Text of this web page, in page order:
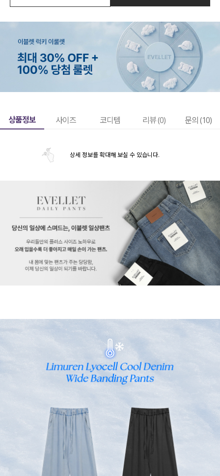
상품정보 사이즈 코디템 리뷰 (0) 문의 (10)
상세 정보를 확대해 보실 수 있습니다.